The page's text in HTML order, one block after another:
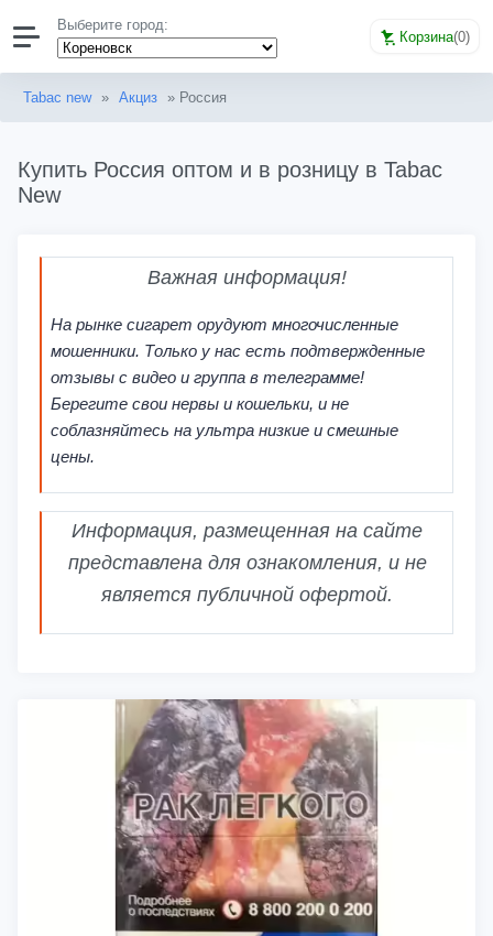
Выберите город:
Корзина(0)
Tabac new » Акциз » Россия
Купить Россия оптом и в розницу в Tabac
New
Важная информация!
На рынке сигарет орудуют многочисленные
мошенники. Только у нас есть подтвержденные
отзывы с видео и группа в телеграмме!
Берегите свои нервы и кошельки, и не
соблазняйтесь на ультра низкие и смешные
цены.
Информация, размещенная на сайте
представлена для ознакомления, и не
является публичной офертой.